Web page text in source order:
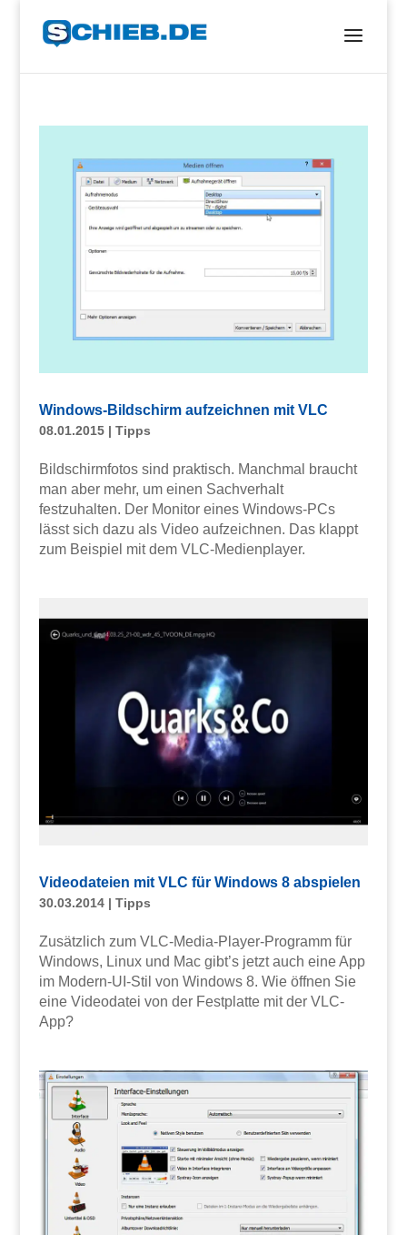
Windows-Bildschirm aufzeichnen mit VLC
08.01.2015| Tipps
Bildschirmfotos sind praktisch. Manchmal braucht
man aber mehr, um einen Sachverhalt
festzuhalten. Der Monitor eines Windows-PCs
lässt sich dazu als Video aufzeichnen. Das klappt
zum Beispiel mit dem VLC-Medienplayer.
Videodateien mit VLC für Windows 8 abspielen
30.03.2014| Tipps
Zusätzlich zum VLC-Media-Player-Programm für
Windows, Linux und Mac gibt’s jetzt auch eine App
im Modern-UI-Stil von Windows 8. Wie öffnen Sie
eine Videodatei von der Festplatte mit der VLC-
App?